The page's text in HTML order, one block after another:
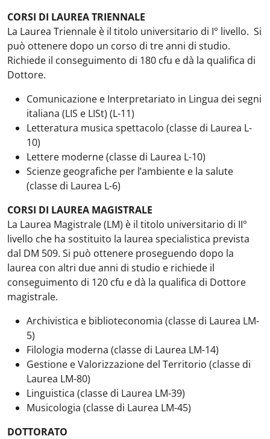
CORSI DI LAUREA TRIENNALE
La Laurea Triennale è il titolo universitario di I° livello. Si
può ottenere dopo un corso di tre anni di studio.
Richiede il conseguimento di 180 cfu e dà la qualifica di
Dottore.
Comunicazione e Interpretariato in Lingua dei segni
italiana (LIS e LISt) (L-11)
Letteratura musica spettacolo (classe di Laurea L-
10)
Lettere moderne (classe di Laurea L-10)
Scienze geografiche per l’ambiente e la salute
(classe di Laurea L-6)
CORSI DI LAUREA MAGISTRALE
La Laurea Magistrale (LM) è il titolo universitario di II°
livello che ha sostituito la laurea specialistica prevista
dal DM 509. Si può ottenere proseguendo dopo la
laurea con altri due anni di studio e richiede il
conseguimento di 120 cfu e dà la qualifica di Dottore
magistrale.
Archivistica e biblioteconomia (classe di Laurea LM-
5)
Filologia moderna (classe di Laurea LM-14)
Gestione e Valorizzazione del Territorio (classe di
Laurea LM-80)
Linguistica (classe di Laurea LM-39)
Musicologia (classe di Laurea LM-45)
DOTTORATO